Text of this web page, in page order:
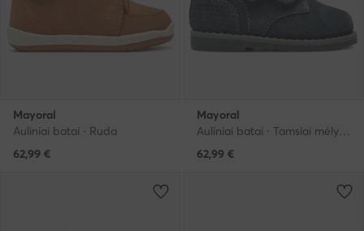
Mayoral
Auliniai batai · Ruda
62,99 €
Mayoral
Auliniai batai · Tamsiai mėlyna
62,99 €